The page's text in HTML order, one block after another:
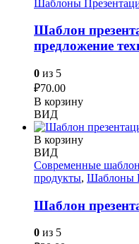
Шаблоны
Шаблон
предложение
0 из 5
₽70.00
В корзину
ВИД
В корзину
ВИД
Современные
продукты, Шаблоны
Шаблон
0 из 5